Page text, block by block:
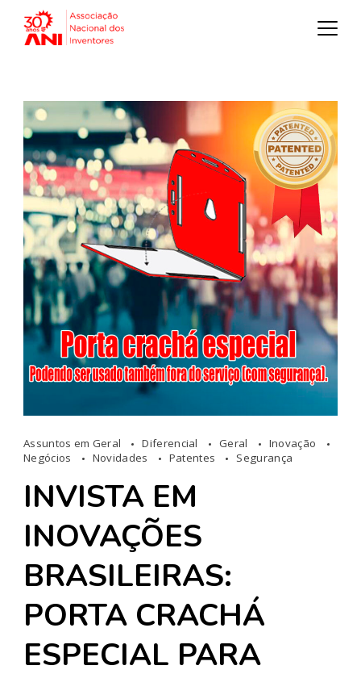
Assuntos em Geral Diferencial Geral
Inovação
Negócios
Novidades Patentes Segurança
INVISTA EM
INOVAÇÕES
BRASILEIRAS:
PORTA CRACHÁ
ESPECIAL PARA